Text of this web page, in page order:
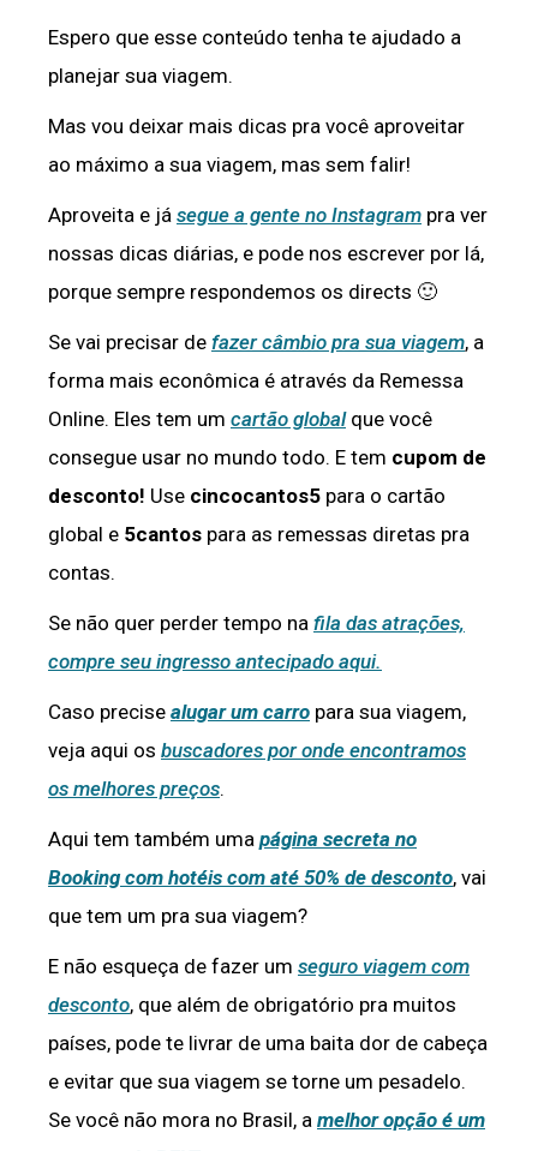
Espero que esse conteúdo tenha te ajudado a
planejar sua viagem.
Mas vou deixar mais dicas pra você aproveitar
ao máximo a sua viagem, mas sem falir!
Aproveita e já segue a gente no Instagram pra ver
nossas dicas diárias, e pode nos escrever por lá,
porque sempre respondemos os directs 🙂
Se vai precisar de fazer câmbio pra sua viagem, a
forma mais econômica é através da Remessa
Online. Eles tem um cartão globalque você
consegue usar no mundo todo. E tem cupom de
desconto! Use cincocantos5 para o cartão
global e 5cantos para as remessas diretas pra
contas.
Se não quer perder tempo na fila das atrações,
compre seu ingresso antecipado aqui.
Caso precise alugar um carro para sua viagem,
veja aqui os buscadores por onde encontramos
os melhores preços.
Aqui tem também uma página secreta no
Booking com hotéis com até 50% de desconto, vai
que tem um pra sua viagem?
E não esqueça de fazer um seguro viagem com
desconto, que além de obrigatório pra muitos
países, pode te livrar de uma baita dor de cabeça
e evitar que sua viagem se torne um pesadelo.
Se você não mora no Brasil, a melhor opção é um